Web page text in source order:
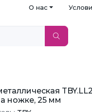
О нас
ножке, 25 мм